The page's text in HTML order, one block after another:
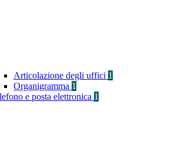
Articolazione degli uffici 1
Organigramma 1
e posta elettronica 1